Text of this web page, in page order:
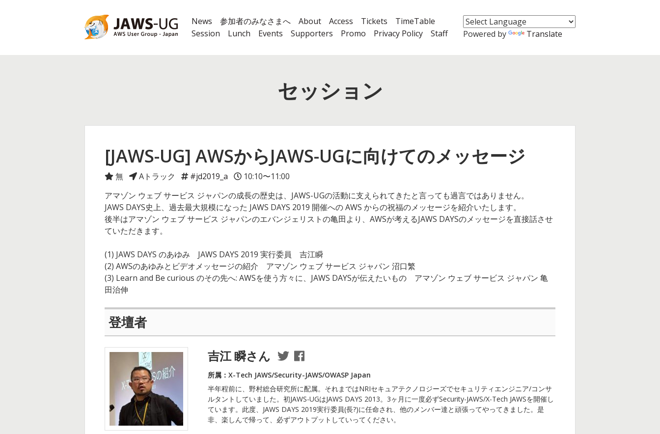
News 参加者のみなさまへ About Access Tickets
TimeTable
Session
Lunch Events Supporters Promo Privacy Policy Staff Powered by Translate
セッション
[JAWS-UG] AWSからJAWS-UGに向けてのメッセージ
無 Aトラック #jd2019_a
10:10〜11:00
アマゾン ウェブ サービス ジャパンの成長の歴史は、JAWS-UGの活動に支えられてきたと言っても過言ではありません。
JAWS DAYS史上、過去最大規模になった JAWS DAYS 2019 開催への AWS からの祝福のメッセージを紹介いたします。
後半はアマゾン ウェブ サービス ジャパンのエバンジェリストの亀田より、AWSが考えるJAWS DAYSのメッセージを直接話させ
ていただきます。
(1) JAWS DAYS のあゆみ JAWS DAYS 2019 実行委員 吉江瞬
(2) AWSのあゆみとビデオメッセージの紹介 アマゾン ウェブ サービス ジャパン 沼口繁
(3) Learn and Be curious のその先へ: AWSを使う方々に、JAWS DAYSが伝えたいもの アマゾン ウェブ サービス ジャパン 亀
田治伸
登壇者
吉江 瞬さん
所属：X-Tech JAWS/Security-JAWS/OWASP Japan
半年程前に、野村総合研究所に配属。それまではNRIセキュアテクノロジーズでセキュリティエンジニア/コンサ
ルタントしていました。初JAWS-UGはJAWS DAYS 2013。3ヶ月に一度必ずSecurity-JAWS/X-Tech JAWSを開催し
ています。此度、JAWS DAYS 2019実行委員(長?)に任命され、他のメンバー達と頑張ってやってきました。是
非、楽しんで帰って、必ずアウトプットしていってください。